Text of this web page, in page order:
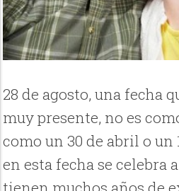
28 de agosto, una fecha
muy presente, no es
como un 30 de abril o un
en esta fecha se celebra